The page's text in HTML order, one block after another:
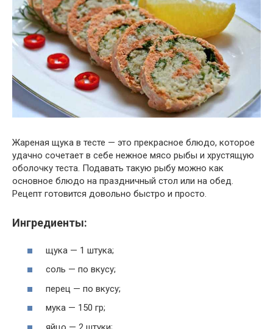
Жареная щука в тесте — это прекрасное блюдо, которое
удачно сочетает в себе нежное мясо рыбы и хрустящую
оболочку теста. Подавать такую рыбу можно как
основное блюдо на праздничный стол или на обед.
Рецепт готовится довольно быстро и просто.
Ингредиенты:
щука — 1 штука;
соль — по вкусу;
перец — по вкусу;
мука — 150 гр;